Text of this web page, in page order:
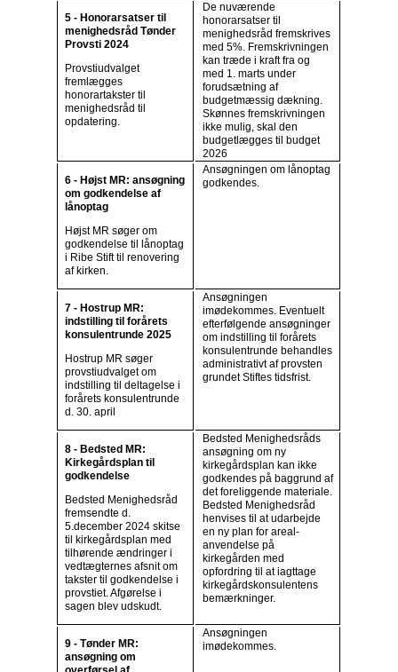
5 - Honorarsatser til
menighedsråd Tønder
Provsti 2024
Provstiudvalget
fremlægges
honorartakster til
menighedsråd til
opdatering.
De nuværende
honorarsatser til
menighedsråd fremskrives
med 5%. Fremskrivningen
kan træde i kraft fra og
med 1. marts under
forudsætning af
budgetmæssig dækning.
Skønnes fremskrivningen
ikke mulig, skal den
budgetlægges til budget
2026
6 - Højst MR: ansøgning
om godkendelse af
lånoptag
Højst MR søger om
godkendelse til lånoptag
i Ribe Stift til renovering
af kirken.
Ansøgningen om lånoptag
godkendes.
7 - Hostrup MR:
indstilling til forårets
konsulentrunde 2025
Hostrup MR søger
provstiudvalget om
indstilling til deltagelse i
forårets konsulentrunde
d. 30. april
Ansøgningen
imødekommes. Eventuelt
efterfølgende ansøgninger
om indstilling til forårets
konsulentrunde behandles
administrativt af provsten
grundet Stiftes tidsfrist.
8 - Bedsted MR:
Kirkegårdsplan til
godkendelse
Bedsted Menighedsråd
fremsendte d.
5.december 2024 skitse
til kirkegårdsplan med
tilhørende ændringer i
vedtægternes afsnit om
takster til godkendelse i
provstiet. Afgørelse i
sagen blev udskudt.
Bedsted Menighedsråds
ansøgning om ny
kirkegårdsplan kan ikke
godkendes på baggrund af
det foreliggende materiale.
Bedsted Menighedsråd
henvises til at udarbejde
en ny plan for areal-
anvendelse på
kirkegården med
opfordring til at iagttage
kirkegårdskonsulentens
bemærkninger.
9 - Tønder MR:
ansøgning om
Ansøgningen
imødekommes.